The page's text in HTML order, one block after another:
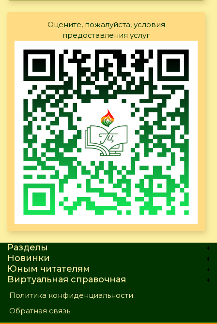
Оцените, пожалуйста, условия
предоставления услуг
Разделы
Новинки
Юным читателям
Виртуальная справочная
Политика конфиденциальности
Обратная связь